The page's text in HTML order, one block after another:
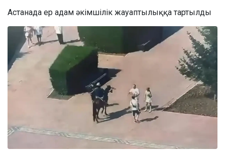
Астанада ер адам әкімшілік жауаптылыққа тартылды